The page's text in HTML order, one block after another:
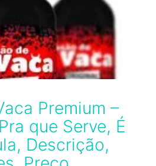
Premium –
que Serve, É
Descrição,